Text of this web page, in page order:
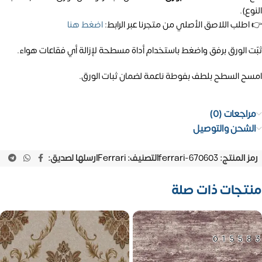
النوع).
👉 اطلب اللاصق الأصلي من متجرنا عبر الرابط:اضغط هنا
ثبّت الورق برفق واضغط باستخدام أداة مسطحة لإزالة أي فقاعات هواء.
امسح السطح بلطف بفوطة ناعمة لضمان ثبات الورق.
مراجعات (0)
الشحن والتوصيل
رمز المنتج:ferrari-670603التصنيف:Ferrariارسلها لصديق:
منتجات ذات صلة